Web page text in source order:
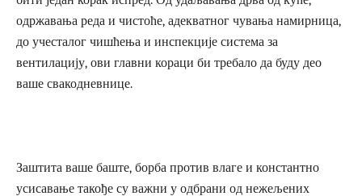
одржавања реда и чистоће, адекватног чувања намирница,
до учесталог чишћења и инспекције система за
вентилацију, ови главни кораци би требало да буду део
ваше свакодневнице.
Заштита ваше баште, борба против влаге и константно
усисавање такође су важни у одбрани од нежељених